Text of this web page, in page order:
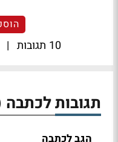
10 תגובות |
תגובות לכתבה
הגב לכתבה